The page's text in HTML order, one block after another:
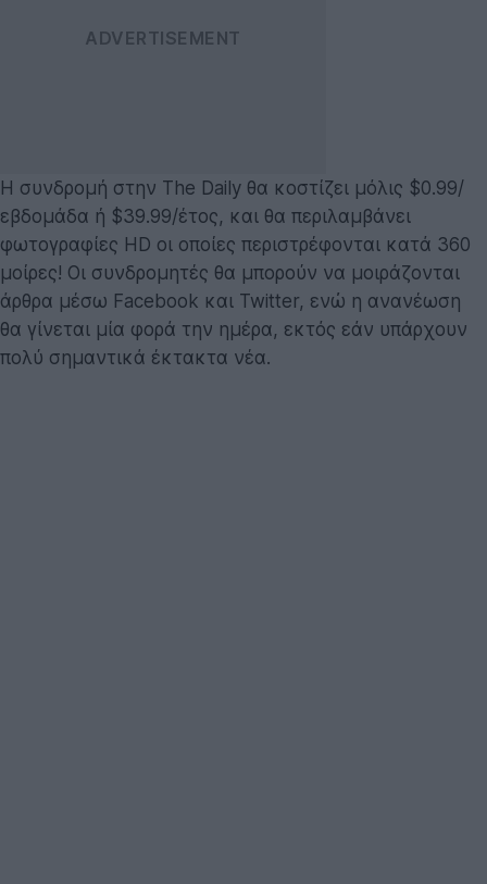
Η συνδρομή στην The Daily θα κοστίζει μόλις $0.99/
εβδομάδα ή $39.99/έτος, και θα περιλαμβάνει
φωτογραφίες HD οι οποίες περιστρέφονται κατά 360
μοίρες! Οι συνδρομητές θα μπορούν να μοιράζονται
άρθρα μέσω Facebook και Twitter, ενώ η ανανέωση
θα γίνεται μία φορά την ημέρα, εκτός εάν υπάρχουν
πολύ σημαντικά έκτακτα νέα.